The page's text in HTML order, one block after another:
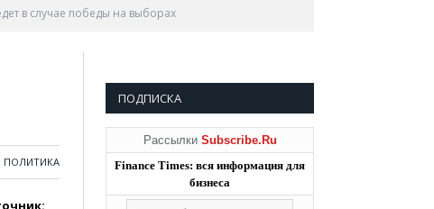
в случае победы на выборах
ПОЛИТИКА
ПОДПИСКА
Рассылки Subscribe.Ru
Finance Times: вся информация для
бизнеса